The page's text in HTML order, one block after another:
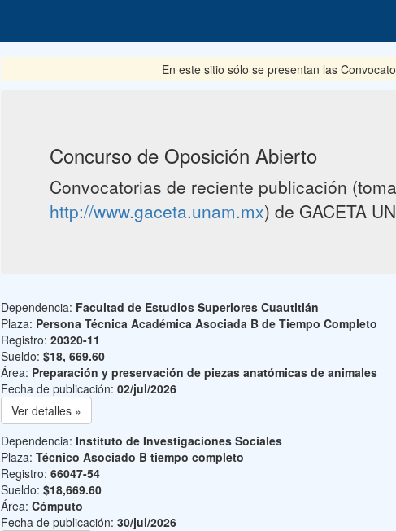
En este sitio sólo se presentan las
Concurso de Oposición Abierto
Convocatorias de reciente publicación
http://www.gaceta.unam.mx) de GACETA
Dependencia: Facultad de Estudios Superiores Cuautitlán
Plaza: Persona Técnica Académica Asociada B de Tiempo Completo
Registro: 20320-11
Sueldo: $18, 669.60
Área: Preparación y preservación de piezas anatómicas de animales
Fecha de publicación: 02/jul/2026
Ver detalles »
Dependencia: Instituto de Investigaciones Sociales
Plaza: Técnico Asociado B tiempo completo
Registro: 66047-54
Sueldo: $18,669.60
Área: Cómputo
Fecha de publicación: 30/jul/2026